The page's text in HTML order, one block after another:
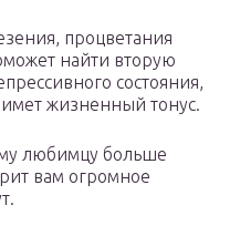
процветания
найти вторую
состояния,
жизненный тонус.
любимцу больше
вам огромное